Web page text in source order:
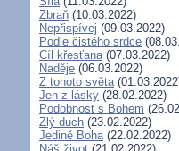
Zbraň (10.03.2022)
Nepřispívej (09.03.2022)
Podle čistého srdce
Cíl křesťana(07.03.2022)
Naděje (06.03.2022)
Z tohoto světa
Jen z lásky (28.02.2022)
Podobnost s Bohem
Zlý duch (23.02.2022)
Jedině Boha(22.02.2022)